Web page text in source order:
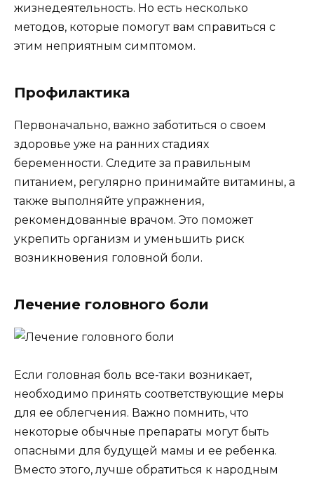
жизнедеятельность. Но есть несколько
методов, которые помогут вам справиться с
этим неприятным симптомом.
Профилактика
Первоначально, важно заботиться о своем
здоровье уже на ранних стадиях
беременности. Следите за правильным
питанием, регулярно принимайте витамины, а
также выполняйте упражнения,
рекомендованные врачом. Это поможет
укрепить организм и уменьшить риск
возникновения головной боли.
Лечение головного боли
Если головная боль все-таки возникает,
необходимо принять соответствующие меры
для ее облегчения. Важно помнить, что
некоторые обычные препараты могут быть
опасными для будущей мамы и ее ребенка.
Вместо этого, лучше обратиться к народным